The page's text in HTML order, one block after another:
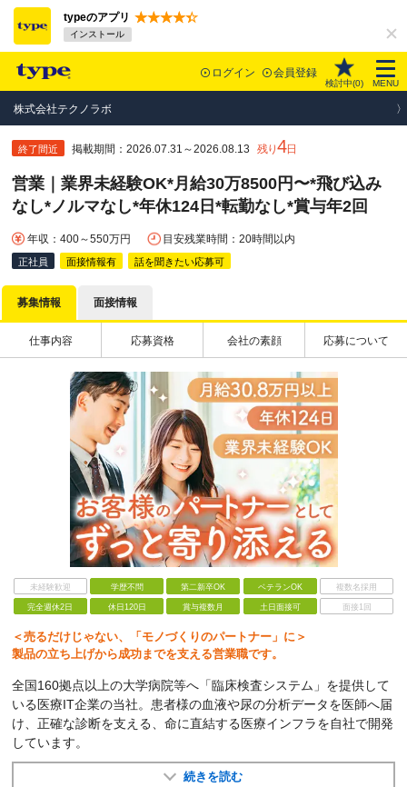
typeのアプリ
インストール
ログイン 会員登録
検討中(0) MENU
株式会社テクノラボ
終了間近 掲載期間：2026.07.31～2026.08.13 残り4日
営業｜業界未経験OK*月給30万8500円〜*飛び込み
なし*ノルマなし*年休124日*転勤なし*賞与年2回
年収：400～550万円 目安残業時間：20時間以内
正社員 面接情報有 話を聞きたい応募可
募集情報 面接情報
仕事内容 応募資格 会社の素顔 応募について
未経験歓迎 学歴不問 第二新卒OK ベテランOK 複数名採用
完全週休2日 休日120日 賞与複数月 土日面接可 面接1回
＜売るだけじゃない、「モノづくりのパートナー」に＞
製品の立ち上げから成功までを支える営業職です。
全国160拠点以上の大学病院等へ「臨床検査システム」を提供して
いる医療IT企業の当社。患者様の血液や尿の分析データを医師へ届
け、正確な診断を支える、命に直結する医療インフラを自社で開発
しています。
続きを読む